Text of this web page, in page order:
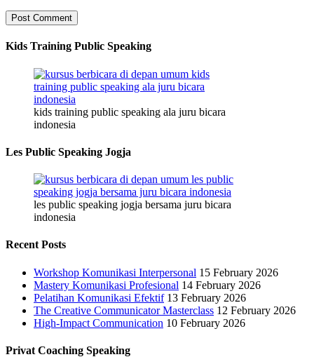
Kids Training Public Speaking
kids training public speaking ala juru bicara
indonesia
Les Public Speaking Jogja
les public speaking jogja bersama juru bicara
indonesia
Recent Posts
Workshop Komunikasi Interpersonal 15 February 2026
Mastery Komunikasi Profesional 14 February 2026
Pelatihan Komunikasi Efektif 13 February 2026
The Creative Communicator Masterclass 12 February 2026
High-Impact Communication 10 February 2026
Privat Coaching Speaking